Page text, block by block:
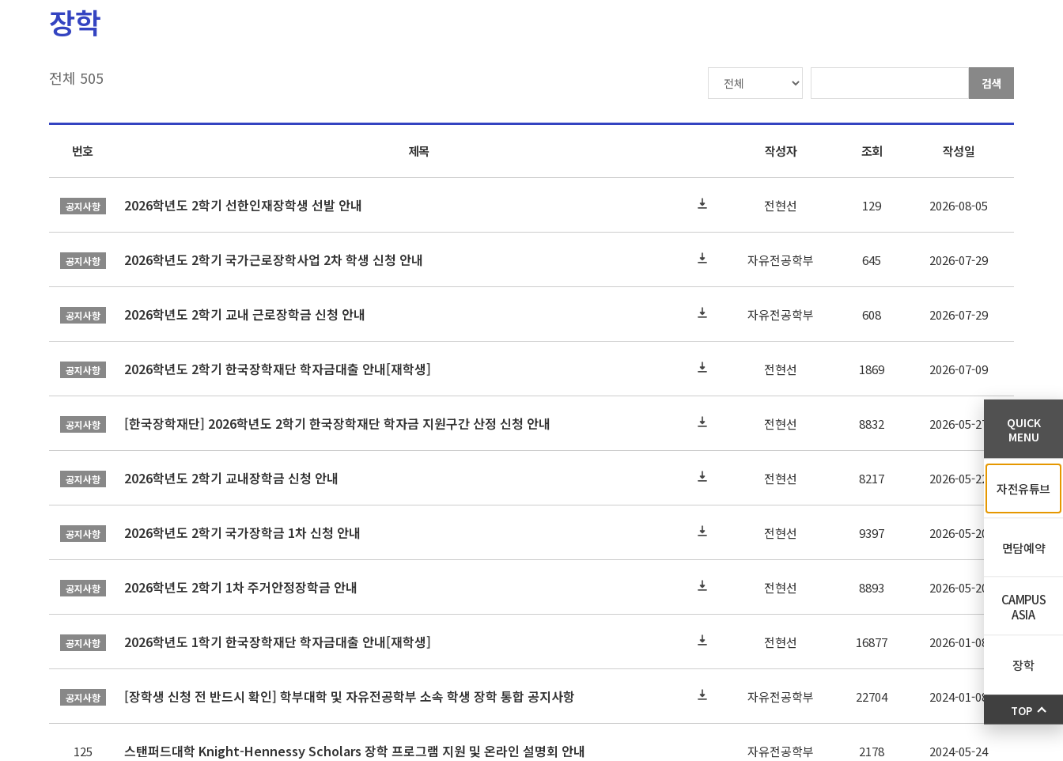
장학
전체 505 검색
번호 제목 작성자 조회 작성일
공지사항 2026학년도 2학기 선한인재장학생 선발 안내 전현선 129 2026-08-05
공지사항 2026학년도 2학기 국가근로장학사업 2차 학생 신청 안내 자유전공학부 645 2026-07-29
공지사항 2026학년도 2학기 교내 근로장학금 신청 안내 자유전공학부 608 2026-07-29
공지사항 2026학년도 2학기 한국장학재단 학자금대출 안내[재학생] 전현선 1869 2026-07-09
공지사항 [한국장학재단] 2026학년도 2학기 한국장학재단 학자금 지원구간 산정 신청 안내 전현선 8832 2026-05-27
공지사항 2026학년도 2학기 교내장학금 신청 안내 전현선 8217 2026-05-22
공지사항 2026학년도 2학기 국가장학금 1차 신청 안내 전현선 9397 2026-05-20
공지사항 2026학년도 2학기 1차 주거안정장학금 안내 전현선 8893 2026-05-20
공지사항 2026학년도 1학기 한국장학재단 학자금대출 안내[재학생] 전현선 16877 2026-01-08
공지사항 [장학생 신청 전 반드시 확인] 학부대학 및 자유전공학부 소속 학생 장학 통합 공지사항 자유전공학부 22704 2024-01-08
125 스탠퍼드대학 Knight-Hennessy Scholars 장학 프로그램 지원 및 온라인 설명회 안내 자유전공학부 2178 2024-05-24
QUICK
MENU
자전유튜브
면담예약
CAMPUS
ASIA
장학
TOP